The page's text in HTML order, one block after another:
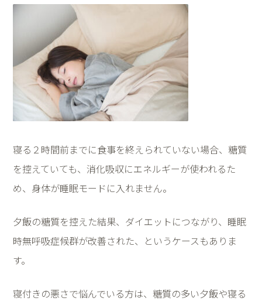
寝る２時間前までに食事を終えられていない場合、糖質
を控えていても、消化吸収にエネルギーが使われるた
め、身体が睡眠モードに入れません。
夕飯の糖質を控えた結果、ダイエットにつながり、睡眠
時無呼吸症候群が改善された、というケースもありま
す。
寝付きの悪さで悩んでいる方は、糖質の多い夕飯や寝る